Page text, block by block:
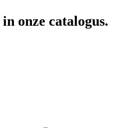
in onze catalogus.